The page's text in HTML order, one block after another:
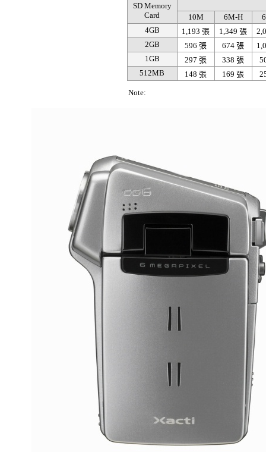
SD Memory
Card
10M 6M-H
4GB
1,193 張 1,349 張
2GB
596 張 674 張
1GB
297 張 338 張
512MB
148 張 169 張
Note: